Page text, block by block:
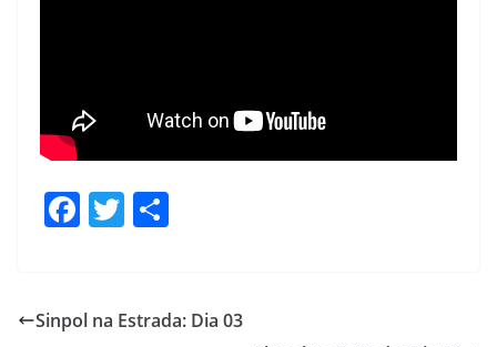
F
b
T
er e
Sinpol na Estrada: Dia 03